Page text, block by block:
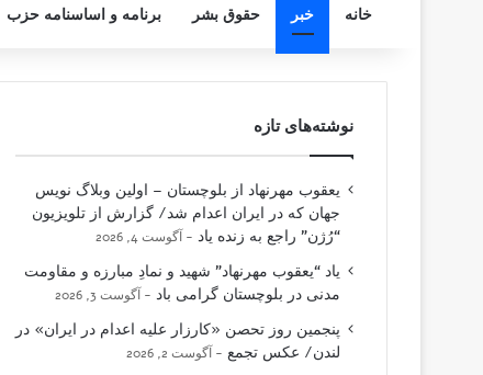
خانه خبر حقوق بشر برنامه و اساسنامه حزب
نوشته‌های تازه
یعقوب مهرنهاد از بلوچستان – اولین وبلاگ نویس
جهان که در ایران اعدام شد/ گزارش از تلویزیون
“رُژن” راجع به زنده یاد
آگوست 4, 2026
یاد “یعقوب مهرنهاد” شهید و نمادِ مبارزه و مقاومت
مدنی در بلوچستان گرامی باد
آگوست 3, 2026
پنجمین روز تحصن «کارزار علیه اعدام در ایران» در
لندن/ عکس تجمع
آگوست 2, 2026